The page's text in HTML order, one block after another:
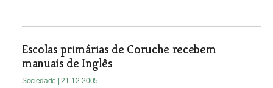
Escolas primárias de Coruche recebem
manuais de Inglês
Sociedade | 21-12-2005